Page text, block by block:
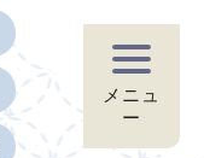
メニュ
ー